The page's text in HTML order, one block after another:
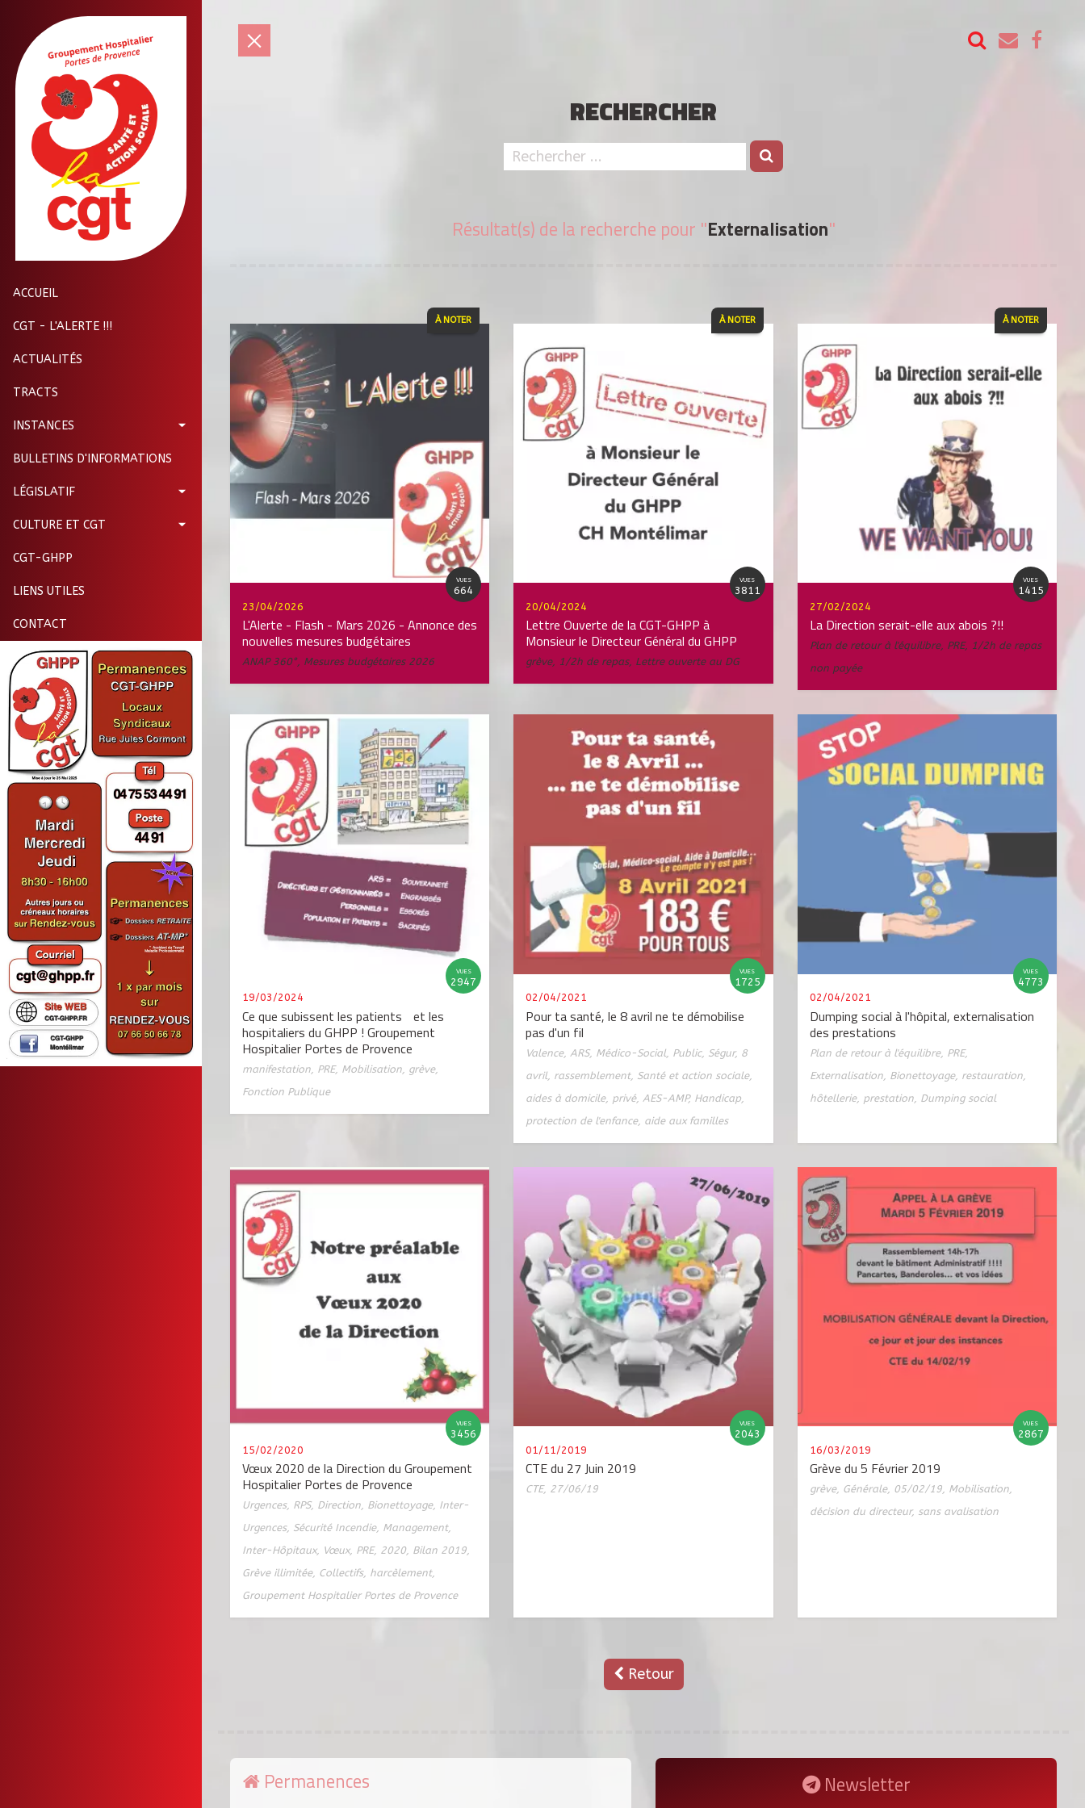
ACCUEIL
CGT - L'ALERTE !!!
ACTUALITÉS
TRACTS
INSTANCES
BULLETINS D'INFORMATIONS
LÉGISLATIF
CULTURE ET CGT
CGT-GHPP
LIENS UTILES
CONTACT
RECHERCHER
Résultat(s) de la recherche pour "Externalisation"
À NOTER
23/04/2026
L'Alerte - Flash - Mars 2026 - Annonce des
nouvelles mesures budgétaires
ANAP 360°, Mesures budgétaires 2026
VUES
664
À NOTER
20/04/2024
Lettre Ouverte de la CGT-GHPP à
Monsieur le Directeur Général du GHPP
grève, 1/2h de repas, Lettre ouverte au DG
VUES
3811
19/03/2024
Ce que subissent les patients et les
hospitaliers du GHPP ! Groupement
Hospitalier Portes de Provence
manifestation PRE, Mobilisation grève,
Fonction Publique
VUES
2947
À NOTER
27/02/2024
La Direction serait-elle aux abois ?!!
Plan de retour à l'équilibre, PRE, 1/2h de repas
non payée
VUES
1415
02/04/2021
Pour ta santé, le 8 avril ne te démobilise
pas d'un fil
Valence, ARS, Médico-Social Public, Ségur, 8
avril rassemblement, Santé et action sociale,
aides à domicile, privé, AES-AMP, Handicap
protection de l'enfance, aide aux familles
VUES
1725
02/04/2021
Dumping social à l'hôpital, externalisation
des prestations
Plan de retour à l'équilibre, PRE,
Externalisation, Bionettoyage, restauration,
hôtellerie, prestation, Dumping social
VUES
4773
15/02/2020
Vœux 2020 de la Direction du Groupement
Hospitalier Portes de Provence
Urgences, RPS, Direction Bionettoyage, Inter-
Urgences, Sécurité Incendie, Management,
Inter-Hôpitaux, Vœux, PRE, 2020 Bilan 2019
Grève illimitée, Collectifs, harcèlement,
Groupement Hospitalier Portes de Provence
VUES
3456
01/11/2019
CTE du 27 Juin 2019
CTE, 27/06/19
VUES
2043
16/03/2019
Grève du 5 Février 2019
grève, Générale, 05/02/19, Mobilisation,
décision du directeur, sans avalisation
VUES
2867
Retour
Permanences Newsletter